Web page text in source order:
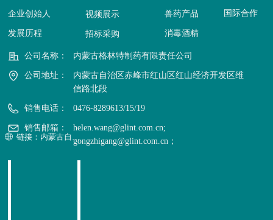
企业创始人
发展历程
视频展示
招标采购
兽药产品
消毒酒精
国际合作
公司名称： 内蒙古格林特制药有限责任公司
公司地址：
内蒙古自治区赤峰市红山区红山经济开发区维
信路北段
销售电话： 0476-8289613/15/19
销售邮箱：
helen.wang@glint.com.cn;
gongzhigang@glint.com.cn；
ꄓ 链接：内蒙古自治区政府公报